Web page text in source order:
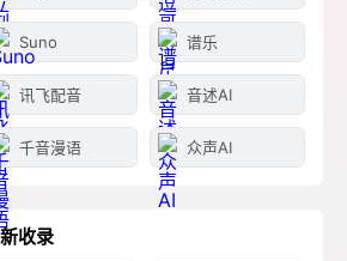
Suno 谱乐
讯飞配音 音述AI
千音漫语 众声AI
收录